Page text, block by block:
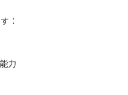
：
力